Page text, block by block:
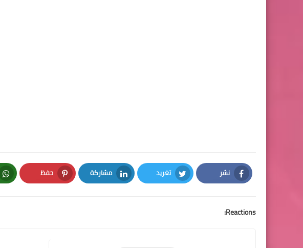
نشر
Facebook
تغريد
Twitter
مشاركة
LinkedIn
حفظ
Pinterest
Reactions: